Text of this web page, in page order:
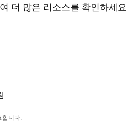
더 많은 리소스를 확인하세요
합니다.